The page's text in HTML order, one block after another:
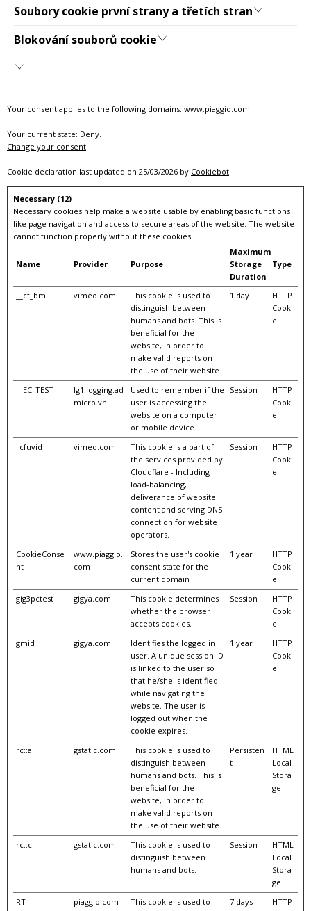
Soubory cookie první strany a třetích stran
Blokování souborů cookie
Your consent applies to the following domains: www.piaggio.com
Your current state: Deny.
Change your consent
Cookie declaration last updated on 25/03/2026 by Cookiebot:
Necessary (12)
Necessary cookies help make a website usable by enabling basic functions
like page navigation and access to secure areas of the website. The website
cannot function properly without these cookies.
Name Provider Purpose
Maximum
Storage
Duration
Type
__cf_bm vimeo.com
This cookie is used to
distinguish between
humans and bots. This is
beneficial for the
website, in order to
make valid reports on
the use of their website.
1 day
HTTP
Cooki
e
__EC_TEST__
lg1.logging.ad
micro.vn
Used to remember if the
user is accessing the
website on a computer
or mobile device.
Session
HTTP
Cooki
e
_cfuvid vimeo.com
This cookie is a part of
the services provided by
Cloudflare - Including
load-balancing,
deliverance of website
content and serving DNS
connection for website
operators.
Session
HTTP
Cooki
e
CookieConse
nt
www.piaggio.
com
Stores the user's cookie
consent state for the
current domain
1 year
HTTP
Cooki
e
gig3pctest
gigya.com
This cookie determines
whether the browser
accepts cookies.
Session
HTTP
Cooki
e
gmid
gigya.com
Identifies the logged in
user. A unique session ID
is linked to the user so
that he/she is identified
while navigating the
website. The user is
logged out when the
cookie expires.
1 year
HTTP
Cooki
e
rc::a gstatic.com
This cookie is used to
distinguish between
humans and bots. This is
beneficial for the
website, in order to
make valid reports on
the use of their website.
Persisten
t
HTML
Local
Stora
ge
rc::c gstatic.com
This cookie is used to
distinguish between
humans and bots.
Session
HTML
Local
Stora
ge
RT
piaggio.com
This cookie is used to
7 days
HTTP